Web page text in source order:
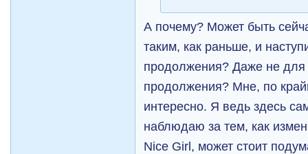
А почему? Может быть
таким, как раньше, и
продолжения? Даже не
продолжения? Мне, по
интересно. Я ведь здесь
наблюдаю за тем, как
Nice Girl, может стоит